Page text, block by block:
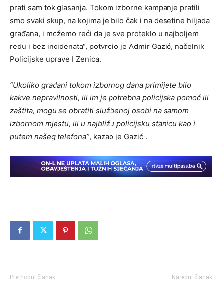
prati sam tok glasanja. Tokom izborne kampanje pratili
smo svaki skup, na kojima je bilo čak i na desetine hiljada
građana, i možemo reći da je sve proteklo u najboljem
redu i bez incidenata“, potvrdio je Admir Gazić, načelnik
Policijske uprave I Zenica.
“Ukoliko građani tokom izbornog dana primijete bilo
kakve nepravilnosti, ili im je potrebna policijska pomoć ili
zaštita, mogu se obratiti službenoj osobi na samom
izbornom mjestu, ili u najbližu policijsku stanicu kao i
putem našeg telefona”, kazao je Gazić .
Prethodni članak Naredni članak